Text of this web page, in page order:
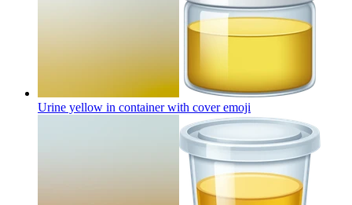
Urine yellow in container with coveremoji